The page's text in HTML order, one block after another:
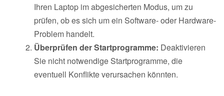
Ihren Laptop im abgesicherten Modus, um zu
prüfen, ob es sich um ein Software- oder Hardware-
Problem handelt.
Überprüfen der Startprogramme: Deaktivieren
Sie nicht notwendige Startprogramme, die
eventuell Konflikte verursachen könnten.